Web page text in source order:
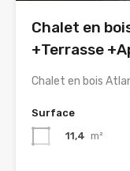
Chalet en
+Terrasse
Chalet en bois
Surface
11,4 m²